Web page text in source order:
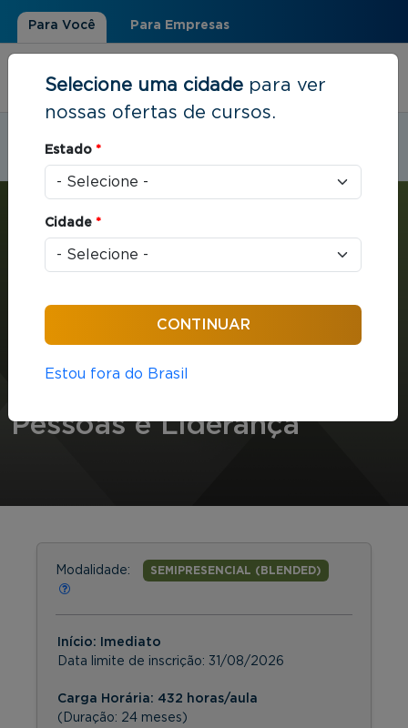
Para Você Para Empresas
Estudar em:Divinópolis, MG
Você está aqui
MBA com ênfase em Pessoas e Liderança
Pessoas e Liderança
Modalidade: SEMIPRESENCIAL (BLENDED)
Início: Imediato
Data limite de inscrição: 31/08/2026
Carga Horária: 432 horas/aula
(Duração: 24 meses)
Selecione uma cidade para ver
nossas ofertas de cursos.
Estado *
Cidade *
Estou fora do Brasil